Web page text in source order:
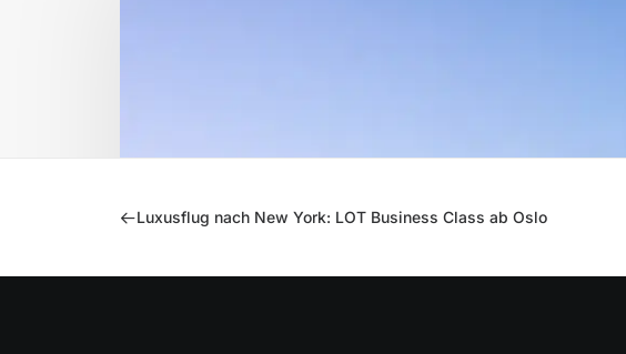
Luxusflug nach New York: LOT Business Class ab Oslo